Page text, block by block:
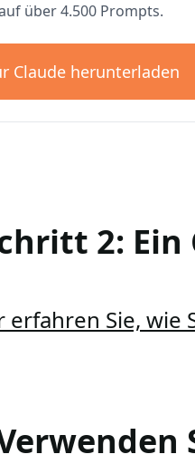
über 4.500 Prompts.
Claude herunterladen
2:
erfahren Sie, wie